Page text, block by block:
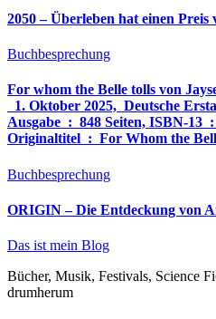
2050 – Überleben hat einen Preis
Buchbesprechung
For whom the Belle tolls von
1. Oktober 2025, ‎ Deutsche
Ausgabe ‏ : ‎ 848 Seiten, ISBN-13 ‏ : ‎ 978-3764533694,
Originaltitel ‏ : ‎ For Whom
Buchbesprechung
ORIGIN – Die Entdeckung von
Das ist mein Blog
Bücher, Musik, Festivals, Science
drumherum